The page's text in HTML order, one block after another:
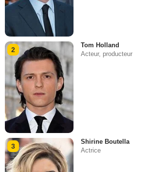
2
Tom Holland
Acteur, producteur
3
Shirine Boutella
Actrice